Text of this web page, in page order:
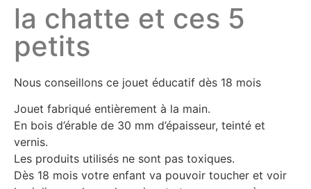
la chatte et ces 5
petits
Nous conseillons ce jouet éducatif dès 18 mois
Jouet fabriqué entièrement à la main.
En bois d’érable de 30 mm d’épaisseur, teinté et
vernis.
Les produits utilisés ne sont pas toxiques.
Dès 18 mois votre enfant va pouvoir toucher et voir